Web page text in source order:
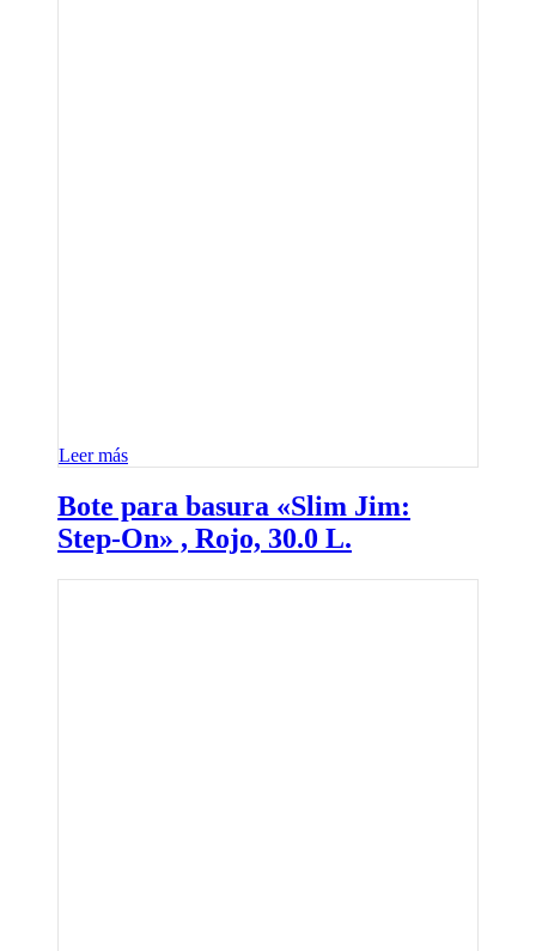
Leer más
Bote para basura «Slim Jim:
Step-On» , Rojo, 30.0 L.